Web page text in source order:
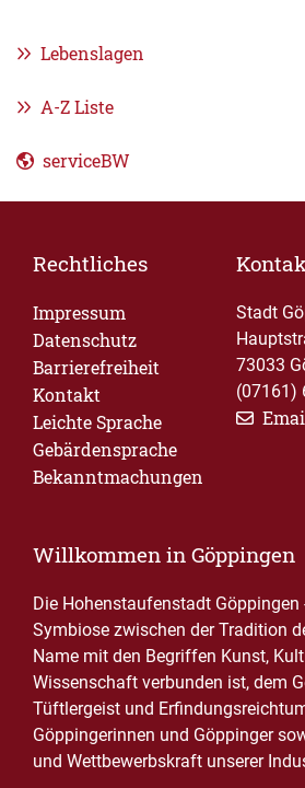
Lebenslagen
A-Z Liste
serviceBW
Rechtliches
Impressum
Datenschutz
Barrierefreiheit
Kontakt
Leichte Sprache
Gebärdensprache
Bekanntmachungen
Stadt
73033
(07161)
Willkommen in Göppingen
Die Hohenstaufenstadt Göppingen
Symbiose zwischen der Tradition
Name mit den Begriffen Kunst,
Wissenschaft verbunden ist, dem
Tüftlergeist und
Göppingerinnen und Göppinger
und Wettbewerbskraft unserer